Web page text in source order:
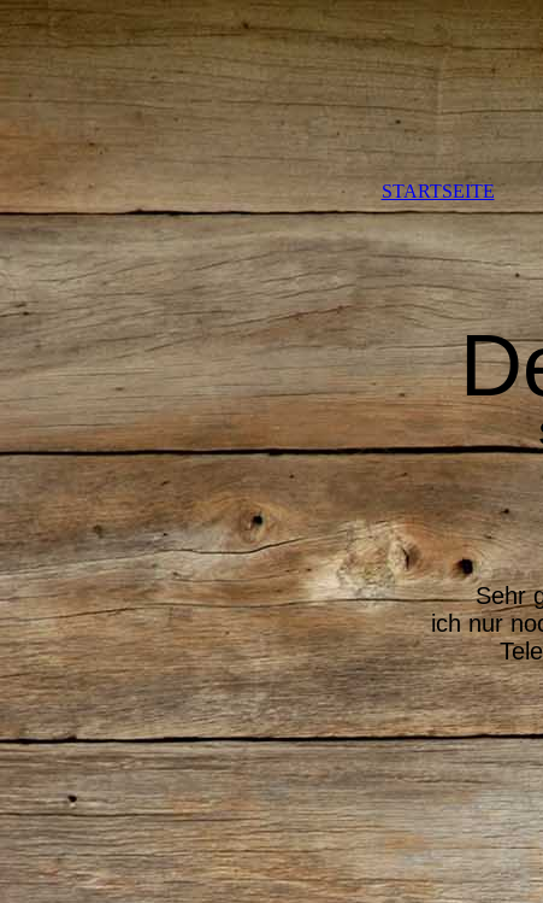
STARTSEITE
Sehr
ich nur